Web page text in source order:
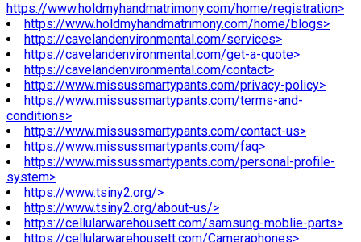
https://www.holdmyhandmatrimony.com/home/registration>
https://www.holdmyhandmatrimony.com/home/blogs>
https://cavelandenvironmental.com/services>
https://cavelandenvironmental.com/get-a-quote>
https://cavelandenvironmental.com/contact>
https://www.missussmartypants.com/privacy-policy>
https://www.missussmartypants.com/terms-and-
conditions>
https://www.missussmartypants.com/contact-us>
https://www.missussmartypants.com/faq>
https://www.missussmartypants.com/personal-profile-
system>
https://www.tsiny2.org/>
https://www.tsiny2.org/about-us/>
https://cellularwarehousett.com/samsung-moblie-parts>
https://cellularwarehousett.com/Cameraphones>